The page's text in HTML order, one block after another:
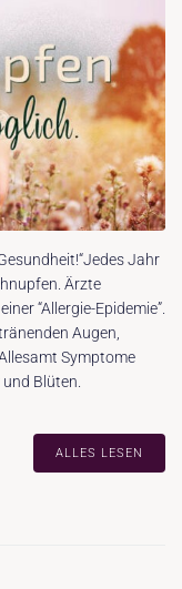
Jahr
Ärzte
“Allergie-Epidemie”.
Augen,
Symptome
Blüten.
ALLES LESEN